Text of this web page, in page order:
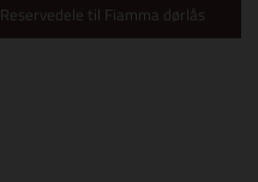
Reservedele til Fiamma dørlås